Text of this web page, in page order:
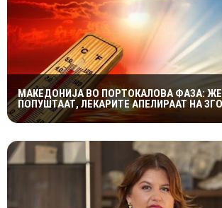
МАКЕДОНИЈА ВО ПОРТОКАЛОВА ФАЗА:
ПОПУШТААТ, ЛЕКАРИТЕ АПЕЛИРААТ НА
ПРЕТПАЗЛИВОСТ